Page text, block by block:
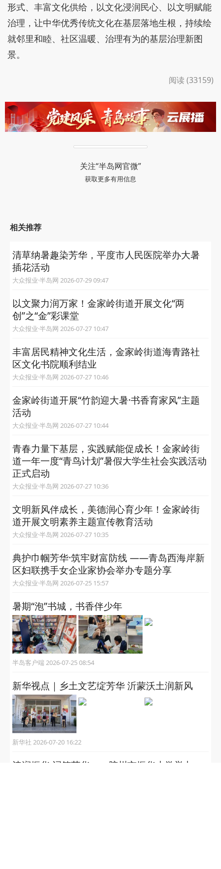
形式、丰富文化供给，以文化浸润民心、以文明赋能
治理，让中华优秀传统文化在基层落地生根，持续绘
就邻里和睦、社区温暖、治理有为的基层治理新图
景。
阅读 (33159)
关注“半岛网官微”
获取更多有用信息
相关推荐
清草纳暑趣染芳华，平度市人民医院举办大暑
插花活动
大众报业·半岛网 2026-07-29 09:47
以文聚力润万家！金家岭街道开展文化“两
创”之“金”彩课堂
大众报业·半岛网 2026-07-27 10:47
丰富居民精神文化生活，金家岭街道海青路社
区文化书院顺利结业
大众报业·半岛网 2026-07-27 10:46
金家岭街道开展“竹韵迎大暑·书香育家风”主题
活动
大众报业·半岛网 2026-07-27 10:44
青春力量下基层，实践赋能促成长！金家岭街
道一年一度“青鸟计划”暑假大学生社会实践活动
正式启动
大众报业·半岛网 2026-07-27 10:36
文明新风伴成长，美德润心育少年！金家岭街
道开展文明素养主题宣传教育活动
大众报业·半岛网 2026-07-27 10:35
典护巾帼芳华·筑牢财富防线 ——青岛西海岸新
区妇联携手女企业家协会举办专题分享
大众报业·半岛网 2026-07-25 15:57
暑期“泡”书城，书香伴少年
半岛客户端 2026-07-25 08:54
新华视点｜乡土文艺绽芳华 沂蒙沃土润新风
新华社 2026-07-20 16:22
诗润振华 词筑芳华——胶州市振华小学举办